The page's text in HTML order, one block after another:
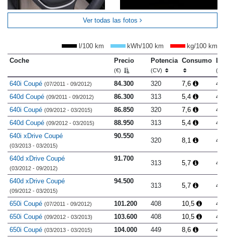
Ver todas las fotos
l/100 km kWh/100 km
kg/100 km
Coche
Precio
(€)
Potencia
(CV)
Consumo
640i Coupé (07/2011 - 09/2012) 84.300 320 7,6
640d Coupé (09/2011 - 09/2012) 86.300 313 5,4
640i Coupé (09/2012 - 03/2015) 86.850 320 7,6
640d Coupé (09/2012 - 03/2015) 88.950 313 5,4
640i xDrive Coupé
(03/2013 - 03/2015)
90.550
320 8,1
640d xDrive Coupé
(03/2012 - 09/2012)
91.700
313 5,7
640d xDrive Coupé
(09/2012 - 03/2015)
94.500
313 5,7
650i Coupé (07/2011 - 09/2012) 101.200 408 10,5
650i Coupé (09/2012 - 03/2013) 103.600 408 10,5
650i Coupé (03/2013 - 03/2015) 104.000 449 8,6